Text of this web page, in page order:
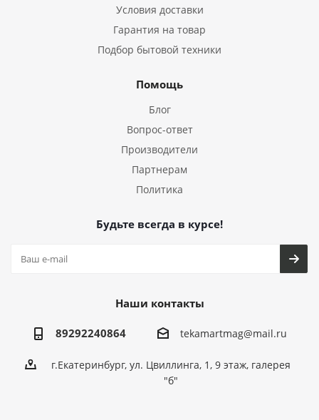
Условия доставки
Гарантия на товар
Подбор бытовой техники
Помощь
Блог
Вопрос-ответ
Производители
Партнерам
Политика
Будьте всегда в курсе!
Наши контакты
89292240864 tekamartmag@mail.ru
г.Екатеринбург, ул. Цвиллинга, 1, 9 этаж, галерея
"б"